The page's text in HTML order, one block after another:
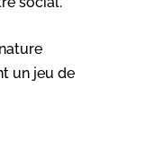
un jeu de